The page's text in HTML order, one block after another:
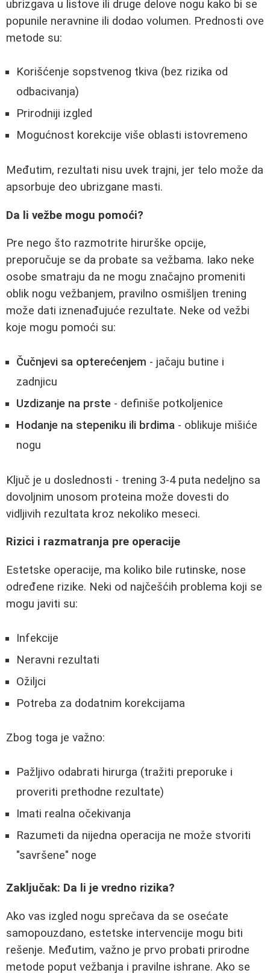
ubrizgava u listove ili druge delove nogu kako bi se
popunile neravnine ili dodao volumen. Prednosti ove
metode su:
Korišćenje sopstvenog tkiva (bez rizika od
odbacivanja)
Prirodniji izgled
Mogućnost korekcije više oblasti istovremeno
Međutim, rezultati nisu uvek trajni, jer telo može da
apsorbuje deo ubrizgane masti.
Da li vežbe mogu pomoći?
Pre nego što razmotrite hirurške opcije,
preporučuje se da probate sa vežbama. Iako neke
osobe smatraju da ne mogu značajno promeniti
oblik nogu vežbanjem, pravilno osmišljen trening
može dati iznenađujuće rezultate. Neke od vežbi
koje mogu pomoći su:
Čučnjevi sa opterećenjem - jačaju butine i
zadnjicu
Uzdizanje na prste - definiše potkoljenice
Hodanje na stepeniku ili brdima - oblikuje mišiće
nogu
Ključ je u doslednosti - trening 3-4 puta nedeljno sa
dovoljnim unosom proteina može dovesti do
vidljivih rezultata kroz nekoliko meseci.
Rizici i razmatranja pre operacije
Estetske operacije, ma koliko bile rutinske, nose
određene rizike. Neki od najčešćih problema koji se
mogu javiti su:
Infekcije
Neravni rezultati
Ožiljci
Potreba za dodatnim korekcijama
Zbog toga je važno:
Pažljivo odabrati hirurga (tražiti preporuke i
proveriti prethodne rezultate)
Imati realna očekivanja
Razumeti da nijedna operacija ne može stvoriti
"savršene" noge
Zaključak: Da li je vredno rizika?
Ako vas izgled nogu sprečava da se osećate
samopouzdano, estetske intervencije mogu biti
rešenje. Međutim, važno je prvo probati prirodne
metode poput vežbanja i pravilne ishrane. Ako se